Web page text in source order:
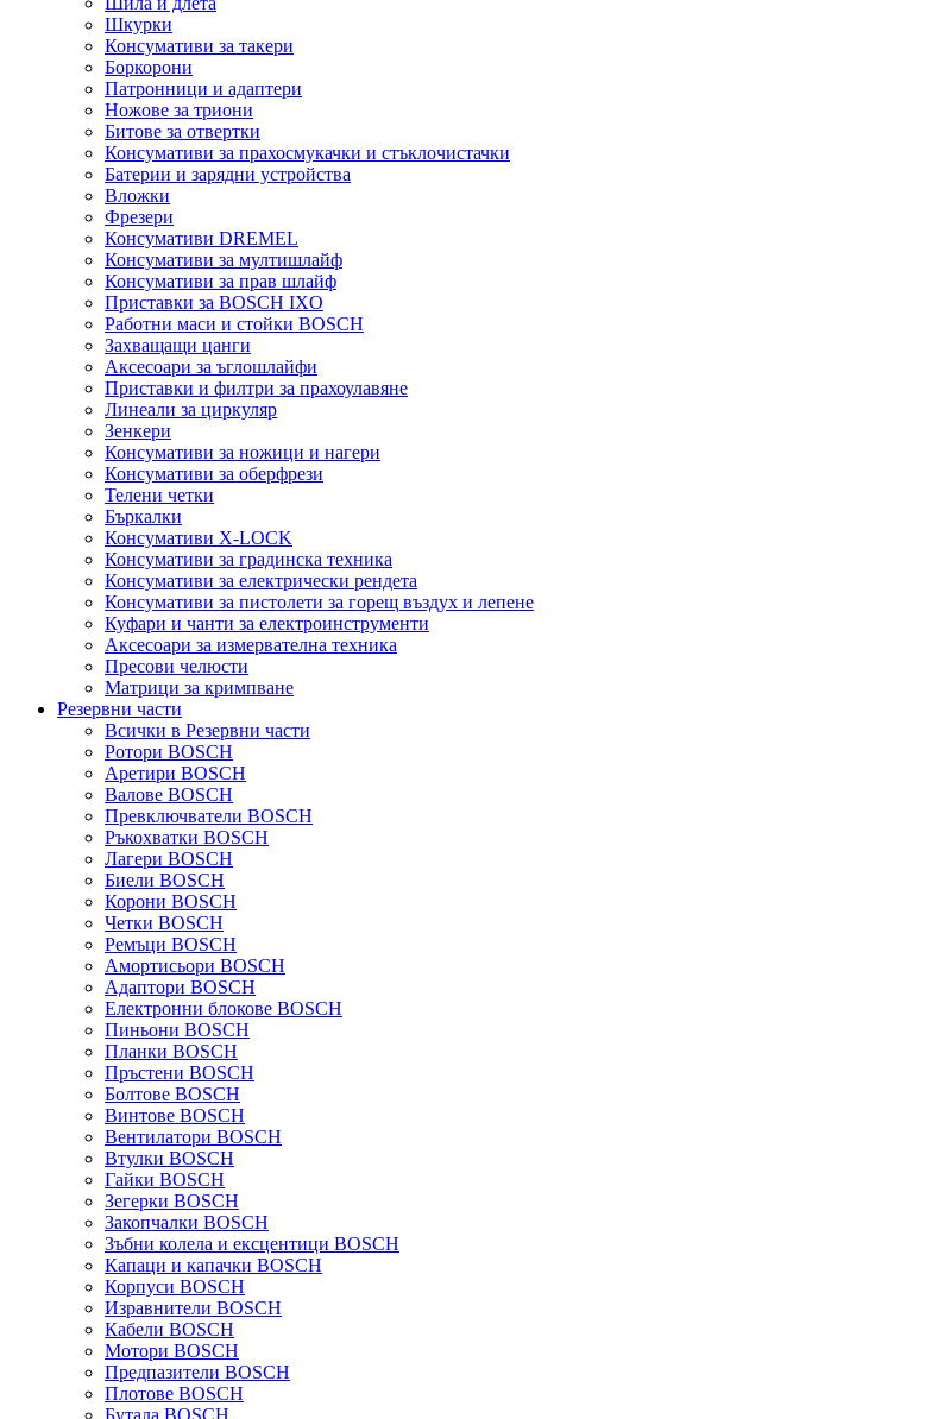
Шкурки
Консумативи за такери
Боркорони
Патронници и адаптери
Ножове за триони
Битове за отвертки
Консумативи за прахосмукачки и стъклочистачки
Батерии и зарядни устройства
Вложки
Фрезери
Консумативи DREMEL
Консумативи за мултишлайф
Консумативи за прав шлайф
Приставки за BOSCH IXO
Работни маси и стойки BOSCH
Захващащи цанги
Аксесоари за ъглошлайфи
Приставки и филтри за прахоулавяне
Линеали за циркуляр
Зенкери
Консумативи за ножици и нагери
Консумативи за оберфрези
Телени четки
Бъркалки
Консумативи X-LOCK
Консумативи за градинска техника
Консумативи за електрически рендета
Консумативи за пистолети за горещ въздух и лепене
Куфари и чанти за електроинструменти
Аксесоари за измервателна техника
Пресови челюсти
Матрици за кримпване
Резервни части
Всички в Резервни части
Ротори BOSCH
Аретири BOSCH
Валове BOSCH
Превключватели BOSCH
Ръкохватки BOSCH
Лагери BOSCH
Биели BOSCH
Корони BOSCH
Четки BOSCH
Ремъци BOSCH
Амортисьори BOSCH
Адаптори BOSCH
Електронни блокове BOSCH
Пиньони BOSCH
Планки BOSCH
Пръстени BOSCH
Болтове BOSCH
Винтове BOSCH
Вентилатори BOSCH
Втулки BOSCH
Гайки BOSCH
Зегерки BOSCH
Закопчалки BOSCH
Зъбни колела и ексцентици BOSCH
Капаци и капачки BOSCH
Корпуси BOSCH
Изравнители BOSCH
Кабели BOSCH
Мотори BOSCH
Предпазители BOSCH
Плотове BOSCH
Бутала BOSCH